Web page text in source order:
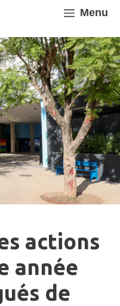
Menu
actions
année
de